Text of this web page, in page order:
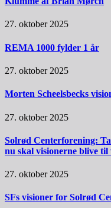
27. oktober 2025
REMA 1000 fylder 1 år
27. oktober 2025
Morten Scheelsbecks
27. oktober 2025
Solrød Centerforening:
nu skal visionerne blive
27. oktober 2025
SFs visioner for Solrød